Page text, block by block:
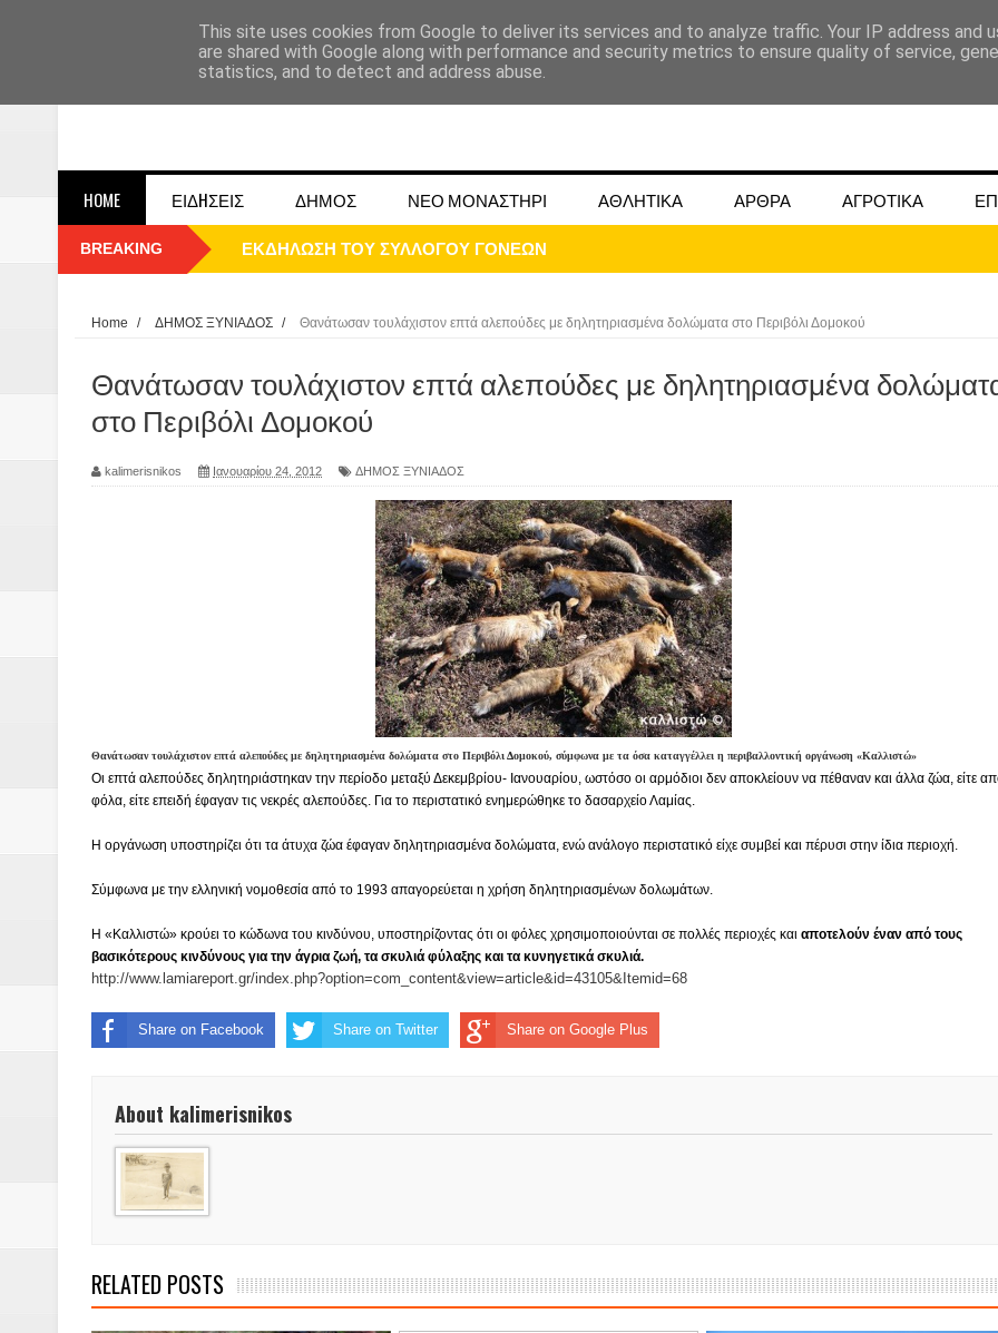
HOME ΕΙΔHΣΕΙΣ ΔΗΜΟΣ ΝΕΟ ΜΟΝΑΣΤΗΡΙ ΑΘΛΗΤΙΚΑ ΑΡΘΡΑ ΑΓΡΟΤΙΚΑ
BREAKING ΕΚΔΗΛΩΣΗ ΤΟΥ ΣΥΛΛΟΓΟΥ ΓΟΝΕΩΝ
ΚΑΛΗ ΧΡΟΝΙΑ 2025
ΟΙ ΕΚΔΗΛΩΣΕΙΣ ΤΟΥ ΔΗΜΟΥ ΔΟΜΟΚΟΥ ΓΙΑ ΜΑΙΟ ΚΑΙ ΙΟΥΝΙΟ 2024
Η εκτέλεση των αδελφών Παπαιωάννου στην Ομβριακή Δομοκού την 1η Δεκέμβρη 1942
Δύο νέα μηχανήμτα στο Δήμο Δομοκού.
ΝΟΕΜΒΡΙΟΣ 1943 80 χρόνια από το κάψιμο των χωριών της Λίμνης Πλαστήρα από Ιταλούς και
Αδελφές Αλεξανδρή: Οι τρίδυμες Ελληνίδες με ρίζες απο τον Δομοκό που κυριαρχούν στο
Πρωτάθλημα με την Αυστρία!
Ξεκινούν οι αιτήσεις συμμετοχής στο Διαγωνισμό Ιδεών - Hackathon που διοργανώνει η
τη διαμόρφωση - επεξεργασία πρωτότυπων ιδεών στους τομείς της περιβαλλοντικής
ΠΡΟΚΗΡΥΞΗ ΑΝΟΙΚΤΟΥ ΗΛΕΚΤΡΟΝΙΚΟΥ ΔΙΑΓΩΝΙΣΜΟΥ «ΛΕΙΤΟΥΡΓΙΑ ΒΙΟΚΑ ΧΥΤΑ
Βάιος Γκανής Δομοκός : Δύο μήνες μετά τις πλημμύρες και κινδυνεύουμε να
ΔΙΑΚΟΠΕΣ ΡΕΥΜΑΤΟΣ ΣΤΗΝ ΔΕΗ
Νεομοναστηριώτικα ...Λαϊκή Μαντεία και έθιμα που χάνονται στον καιρό…
Home / ΔΗΜΟΣ ΞΥΝΙΑΔΟΣ / Θανάτωσαν τουλάχιστον επτά αλεπούδες με δηλητηριασμένα δολώματα στο Περιβόλι Δομοκού
Θανάτωσαν τουλάχιστον επτά αλεπούδες με δηλητηριασμένα
στο Περιβόλι Δομοκού
kalimerisnikos Ιανουαρίου 24, 2012 ΔΗΜΟΣ ΞΥΝΙΑΔΟΣ
Θανάτωσαν τουλάχιστον επτά αλεπούδες με δηλητηριασμένα δολώματα στο Περιβόλι Δομοκού, σύμφωνα με τα όσα καταγγέλλει η περιβαλλοντική οργάνωση «Καλλιστώ»
Οι επτά αλεπούδες δηλητηριάστηκαν την περίοδο μεταξύ Δεκεμβρίου- Ιανουαρίου, ωστόσο οι αρμόδιοι δεν αποκλείουν να πέθαναν και άλλα ζώα, είτε
φόλα, είτε επειδή έφαγαν τις νεκρές αλεπούδες. Για το περιστατικό ενημερώθηκε το δασαρχείο Λαμίας.
Η οργάνωση υποστηρίζει ότι τα άτυχα ζώα έφαγαν δηλητηριασμένα δολώματα, ενώ ανάλογο περιστατικό είχε συμβεί και πέρυσι στην ίδια περιοχή.
Σύμφωνα με την ελληνική νομοθεσία από το 1993 απαγορεύεται η χρήση δηλητηριασμένων δολωμάτων.
Η «Καλλιστώ» κρούει το κώδωνα του κινδύνου, υποστηρίζοντας ότι οι φόλες χρησιμοποιούνται σε πολλές περιοχές και αποτελούν έναν από τους
βασικότερους κινδύνους για την άγρια ζωή, τα σκυλιά φύλαξης και τα κυνηγετικά σκυλιά.
http://www.lamiareport.gr/index.php?option=com_content&view=article&id=43105&Itemid=68
Share on Facebook Share on Twitter Share on Google Plus
About kalimerisnikos
RELATED POSTS
This site uses cookies from Google to deliver its services and to analyze traffic. Your IP address and
are shared with Google along with performance and security metrics to ensure quality of service,
statistics, and to detect and address abuse.